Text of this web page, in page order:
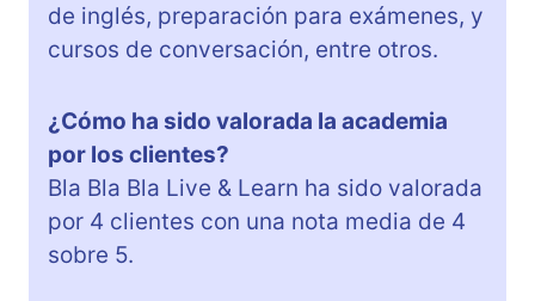
de inglés, preparación para exámenes, y
cursos de conversación, entre otros.
¿Cómo ha sido valorada la academia
por los clientes?
Bla Bla Bla Live & Learn ha sido valorada
por 4 clientes con una nota media de 4
sobre 5.